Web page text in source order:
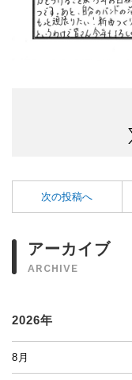
次の投稿へ
アーカイブ
ARCHIVE
2026年
8月